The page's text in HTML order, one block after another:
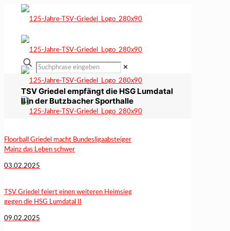
✕
TSV Griedel empfängt die HSG Lumdatal
II in der Butzbacher Sporthalle
Floorball Griedel macht Bundesligaabsteiger
Mainz das Leben schwer
03.02.2025
TSV Griedel feiert einen weiteren Heimsieg
gegen die HSG Lumdatal II
09.02.2025